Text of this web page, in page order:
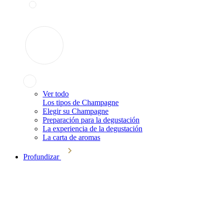
Ver todo
Los tipos de Champagne
Elegir su Champagne
Preparación para la degustación
La experiencia de la degustación
La carta de aromas
Profundizar